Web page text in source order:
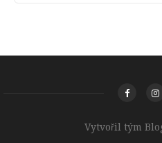
Vytvořil tým